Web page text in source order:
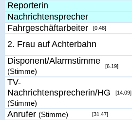
Reporterin
Nachrichtensprecher
Fahrgeschäftarbeiter
[0.48]
2. Frau auf Achterbahn
Disponent/Alarmstimme
(Stimme)
[6.19]
TV-
Nachrichtensprecherin/HG
(Stimme)
[14.09]
Anrufer (Stimme) [31.47]